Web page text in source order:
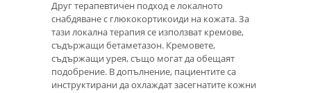
Друг терапевтичен подход е локалното
снабдяване с глюкокортикоиди на кожата. За
тази локална терапия се използват кремове,
съдържащи бетаметазон. Кремовете,
съдържащи урея, също могат да обещаят
подобрение. В допълнение, пациентите са
инструктирани да охлаждат засегнатите кожни